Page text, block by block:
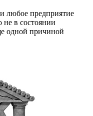
любое предприятие
не в состоянии
одной причиной